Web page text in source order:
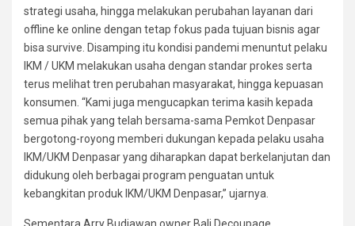
strategi usaha, hingga melakukan perubahan layanan dari
offline ke online dengan tetap fokus pada tujuan bisnis agar
bisa survive. Disamping itu kondisi pandemi menuntut pelaku
IKM / UKM melakukan usaha dengan standar prokes serta
terus melihat tren perubahan masyarakat, hingga kepuasan
konsumen. “Kami juga mengucapkan terima kasih kepada
semua pihak yang telah bersama-sama Pemkot Denpasar
bergotong-royong memberi dukungan kepada pelaku usaha
IKM/UKM Denpasar yang diharapkan dapat berkelanjutan dan
didukung oleh berbagai program penguatan untuk
kebangkitan produk IKM/UKM Denpasar,” ujarnya.
Sementara Arry Budiawan owner Bali Decoupage